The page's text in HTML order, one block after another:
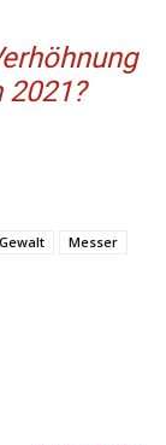
Gewalt
Messer